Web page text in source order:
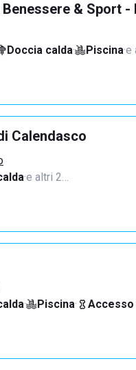
& Sport -
Doccia calda· Piscina·e
Calendasco
·e altri 2…
· Piscina· Accesso